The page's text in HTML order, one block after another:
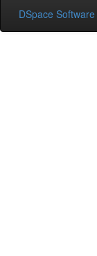
DSpace Software